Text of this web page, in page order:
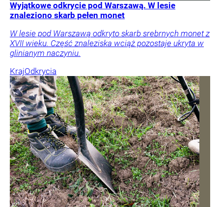
Wyjątkowe odkrycie pod Warszawą. W lesie
znaleziono skarb pełen monet
W lesie pod Warszawą odkryto skarb srebrnych monet z
XVII wieku. Część znaleziska wciąż pozostaje ukryta w
glinianym naczyniu.
KrajOdkrycia